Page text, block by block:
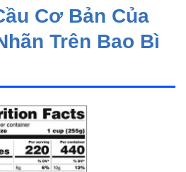
Cơ Bản Của
Trên Bao Bì